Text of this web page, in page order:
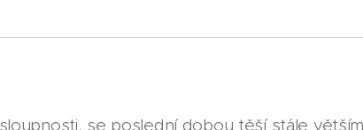
se poslední dobou těší stále